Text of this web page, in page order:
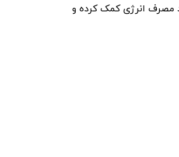
مصرف انرژی کمک کرده و